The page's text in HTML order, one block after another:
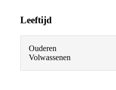
Leeftijd
Ouderen
Volwassenen